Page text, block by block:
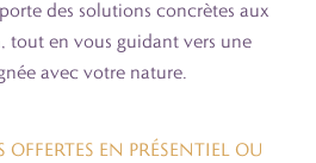
des solutions concrètes aux
tout en vous guidant vers une
avec votre nature.
EN PRÉSENTIEL OU